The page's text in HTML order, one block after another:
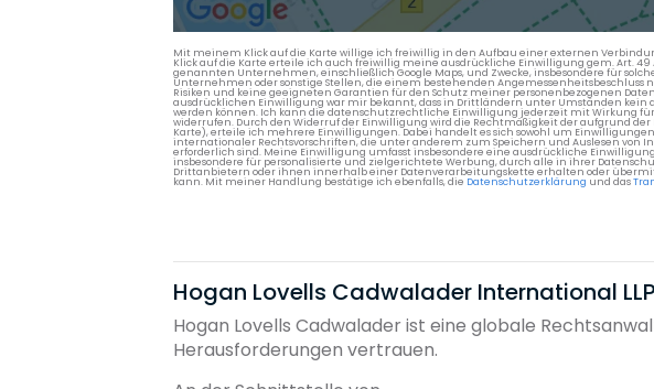
Mit meinem Klick auf die Karte willige ich freiwillig in den Aufbau einer externen
Klick auf die Karte erteile ich auch freiwillig meine ausdrückliche Einwilligung gem. Art.
genannten Unternehmen, einschließlich Google Maps, und Zwecke, insbesondere für
Unternehmen oder sonstige Stellen, die einem bestehenden
Risiken und keine geeigneten Garantien für den Schutz meiner personenbezogenen Daten
ausdrücklichen Einwilligung war mir bekannt, dass in Drittländern unter Umständen
werden können. Ich kann die datenschutzrechtliche Einwilligung jederzeit mit Wirkung
widerrufen. Durch den Widerruf der Einwilligung wird die Rechtmäßigkeit der aufgrund
Karte), erteile ich mehrere Einwilligungen. Dabei handelt es sich sowohl um
internationaler Rechtsvorschriften, die unter anderem zum Speichern und Auslesen von
erforderlich sind. Meine Einwilligung umfasst insbesondere eine ausdrückliche
insbesondere für personalisierte und zielgerichtete Werbung, durch alle in ihrer
Drittanbietern oder ihnen innerhalb einer Datenverarbeitungskette erhalten oder
kann. Mit meiner Handlung bestätige ich ebenfalls, die Datenschutzerklärung und das
Hogan Lovells Cadwalader International
Hogan Lovells Cadwalader ist eine globale
Herausforderungen vertrauen.